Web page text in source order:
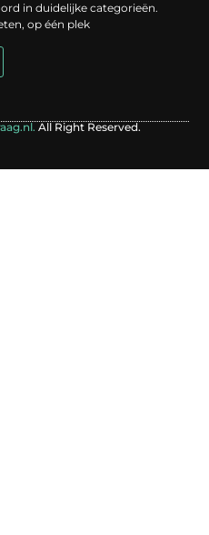
in duidelijke categorieën.
op één plek
All Right Reserved.